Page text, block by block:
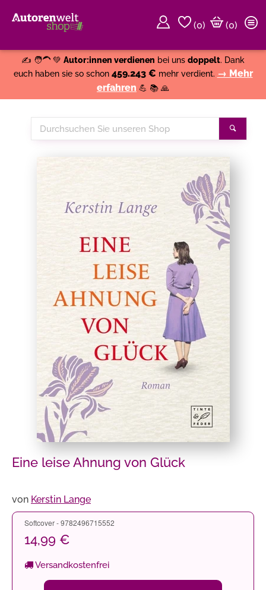
(0)
(0)
✍️ 🧑‍🦱 💚 Autor:innen verdienen bei uns doppelt. Dank
euch haben sie so schon 459.243 € mehr verdient. → Mehr
erfahren 💪 📚 🙏
Durchsuchen
Sie
Eine leise Ahnung von Glück
von Kerstin Lange
Softcover - 9782496715552
14,99 €
Versandkostenfrei